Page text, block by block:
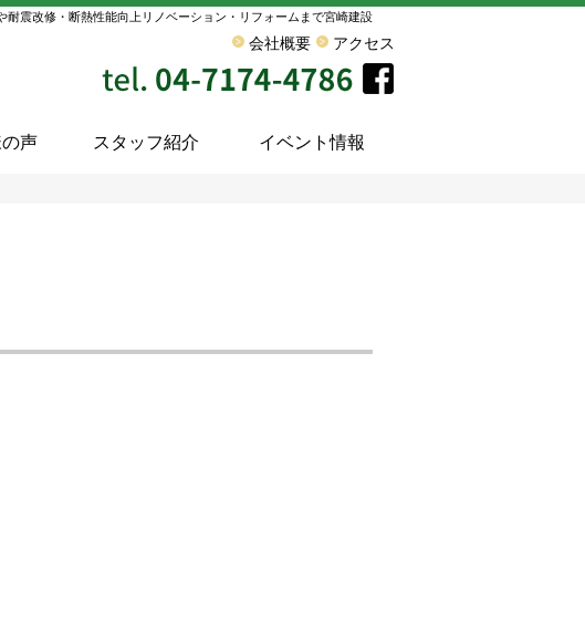
震改修・断熱性能向上リノベーション・リフォームまで宮崎建設
会社概要 アクセス
声 スタッフ紹介 イベント情報